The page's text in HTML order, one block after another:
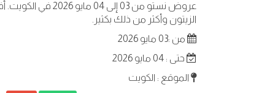
عروض نستو من 03
الزيتون وأكثر من ذلك بكثير.
من :03 مايو 2026
حتى : 04 مايو 2026
الموقع : الكويت